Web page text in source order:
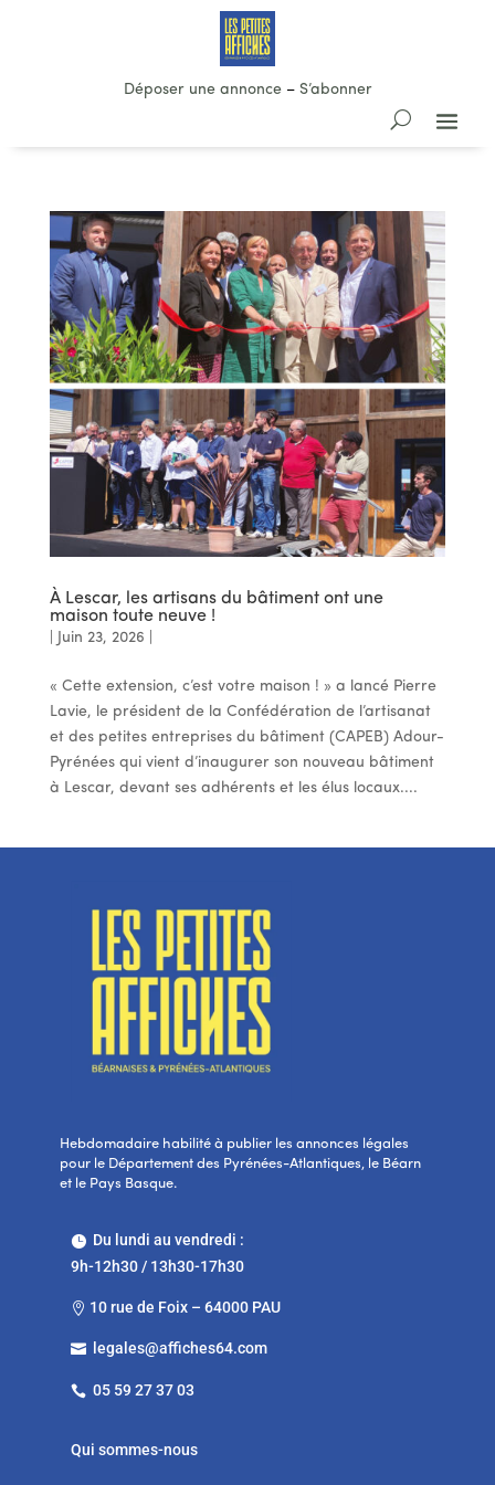
Déposer une annonce– S’abonner
À Lescar, les artisans du bâtiment ont une
maison toute neuve !
Juin 23, 2026
« Cette extension, c’est votre maison ! » a lancé Pierre
Lavie, le président de la Confédération de l’artisanat
et des petites entreprises du bâtiment (CAPEB) Adour-
Pyrénées qui vient d’inaugurer son nouveau bâtiment
à Lescar, devant ses adhérents et les élus locaux....
Hebdomadaire habilité à publier les annonces légales
pour le Département des Pyrénées-Atlantiques, le Béarn
et le Pays Basque.
Du lundi au vendredi :
9h-12h30 / 13h30-17h30
 10 rue de Foix – 64000 PAU
 legales@affiches64.com
 05 59 27 37 03
Qui sommes-nous